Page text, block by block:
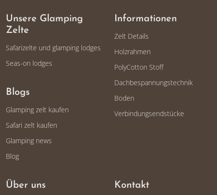
Unsere Glamping
Zelte
Safarizelte und glamping lodges
Seas-on lodges
Blogs
Glamping zelt kaufen
Safari zelt kaufen
Glamping news
Blog
Informationen
Zelt Details
Holzrahmen
PolyCotton Stoff
Dachbespannungstechnik
Boden
Verbindungsendstücke
Über uns Kontakt